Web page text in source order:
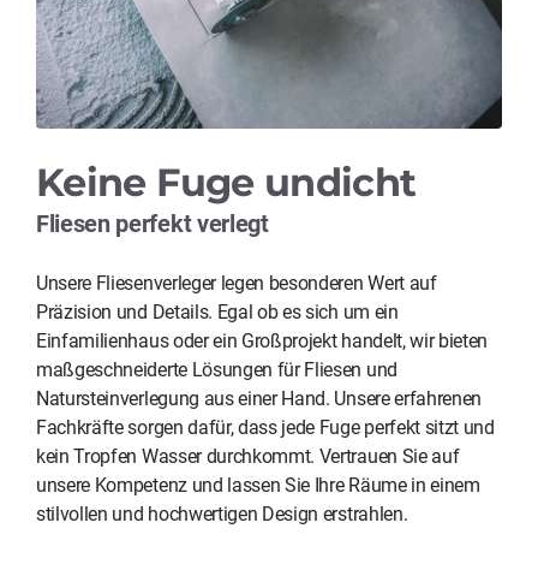
Keine Fuge undicht
Fliesen perfekt verlegt
Unsere Fliesenverleger legen besonderen Wert auf
Präzision und Details. Egal ob es sich um ein
Einfamilienhaus oder ein Großprojekt handelt, wir bieten
maßgeschneiderte Lösungen für Fliesen und
Natursteinverlegung aus einer Hand. Unsere erfahrenen
Fachkräfte sorgen dafür, dass jede Fuge perfekt sitzt und
kein Tropfen Wasser durchkommt. Vertrauen Sie auf
unsere Kompetenz und lassen Sie Ihre Räume in einem
stilvollen und hochwertigen Design erstrahlen.